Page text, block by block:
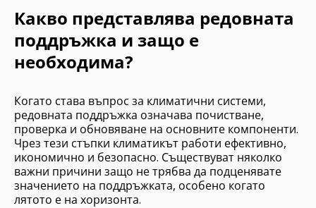
Какво представлява редовната
поддръжка и защо е
необходима?
Когато става въпрос за климатични системи,
редовната поддръжка означава почистване,
проверка и обновяване на основните компоненти.
Чрез тези стъпки климатикът работи ефективно,
икономично и безопасно. Съществуват няколко
важни причини защо не трябва да подценявате
значението на поддръжката, особено когато
лятото е на хоризонта.